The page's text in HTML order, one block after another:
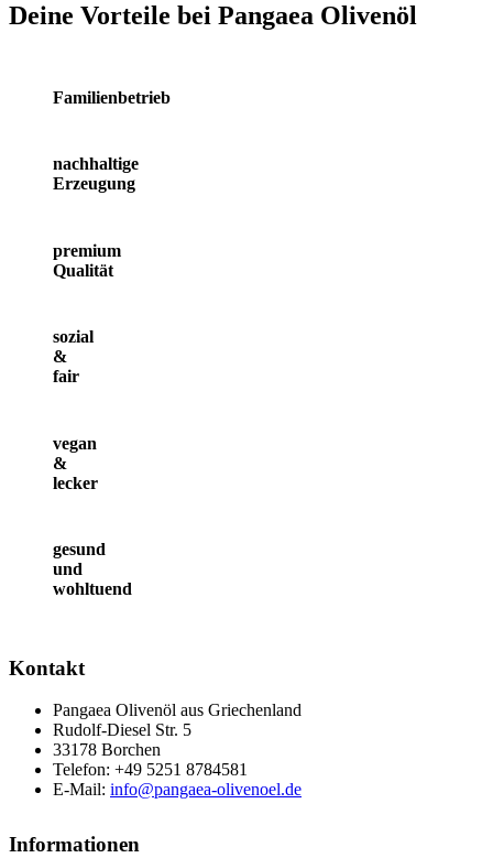
Deine Vorteile bei Pangaea Olivenöl
Familienbetrieb
nachhaltige
Erzeugung
premium
Qualität
sozial
&
fair
vegan
&
lecker
gesund
und
wohltuend
Kontakt
Pangaea Olivenöl aus Griechenland
Rudolf-Diesel Str. 5
33178 Borchen
Telefon: +49 5251 8784581
E-Mail: info@pangaea-olivenoel.de
Informationen